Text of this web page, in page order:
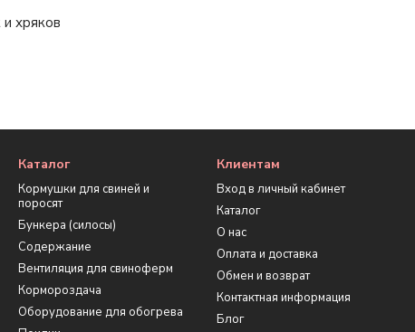
хряков
Каталог
Кормушки для свиней и
поросят
Бункера (силосы)
Содержание
Вентиляция для свиноферм
Кормороздача
Оборудование для обогрева
Клиентам
Вход в личный кабинет
Каталог
О нас
Оплата и доставка
Обмен и возврат
Контактная информация
Блог